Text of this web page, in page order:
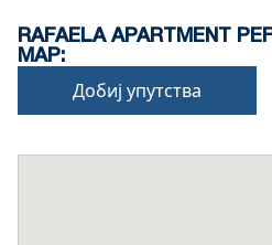
RAFAELA APARTMENT
MAP:
Добиј упутства